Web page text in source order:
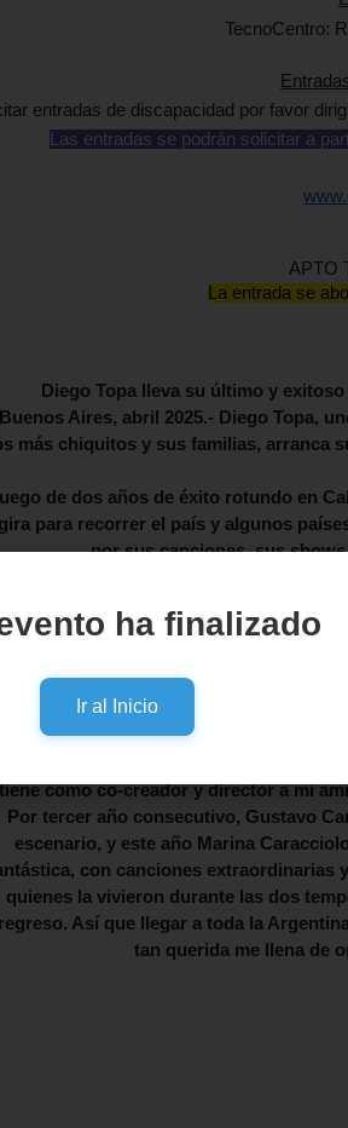
ha finalizado
Ir al Inicio
TecnoCentro:
entradas de discapacidad por favor
Las entradas se podrán solicitar a
APTO
La entrada se
Diego Topa lleva su último y
Buenos Aires, abril 2025.- Diego Topa,
más chiquitos y sus familias, arranca
de dos años de éxito rotundo en
gira para recorrer el país y algunos
por sus canciones, sus
es tiempo de jugar” fue una
todas las familias durante el 2023 y
los años ‘70 y un gran elenco de
público amado. Con gran impacto
el país para seguir sorprendiendo y
y
“Estoy inmensamente feliz de poder
países de Latinoamérica, donde siempre
como co-creador y director a mi
Por tercer año consecutivo, Gustavo
escenario, y este año Marina
con canciones extraordinarias
quienes la vivieron durante las dos
regreso. Así que llegar a toda la
tan querida me llena de